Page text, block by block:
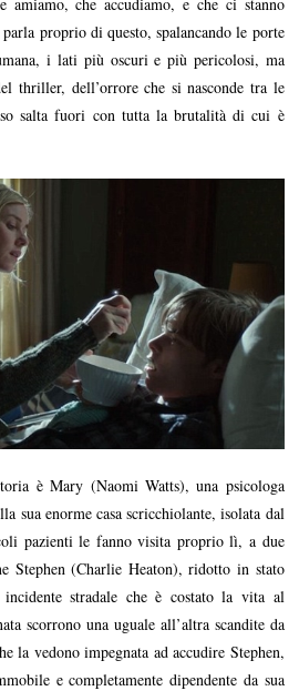
parla proprio di questo, spalancando le porte
i lati più oscuri e più pericolosi, ma
thriller, dell’orrore che si nasconde tra le
salta fuori con tutta la brutalità di cui è
è Mary (Naomi Watts), una psicologa
sua enorme casa scricchiolante, isolata dal
pazienti le fanno visita proprio lì, a due
Stephen (Charlie Heaton), ridotto in stato
stradale che è costato la vita al
scorrono una uguale all’altra scandite da
la vedono impegnata ad accudire Stephen,
e completamente dipendente da sua